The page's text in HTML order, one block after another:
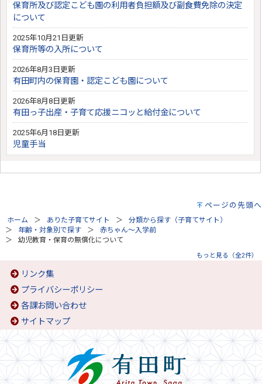
保育所及び認定こども園の利用者負担額及び副食費免除の決定
について
2025年10月21日更新
保育所等の入所について
2026年8月3日更新
有田町内の保育園・認定こども園について
2026年8月8日更新
有田っ子出産・子育て応援ニコッと給付金について
2025年6月18日更新
児童手当
ページの先頭へ
ホーム ありた子育てサイト
分類から探す（子育てサイト）
年齢・対象別で探す
赤ちゃん～入学前
幼児教育・保育の無償化について
もっと見る（全2件）
リンク集
プライバシーポリシー
各課お問い合わせ
サイトマップ